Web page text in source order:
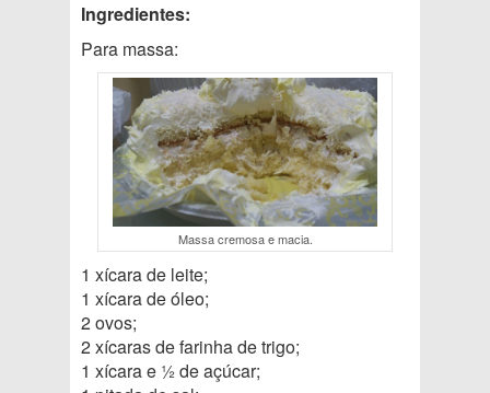
Ingredientes:
Para massa:
Massa cremosa e macia.
1 xícara de leite;
1 xícara de óleo;
2 ovos;
2 xícaras de farinha de trigo;
1 xícara e ½ de açúcar;